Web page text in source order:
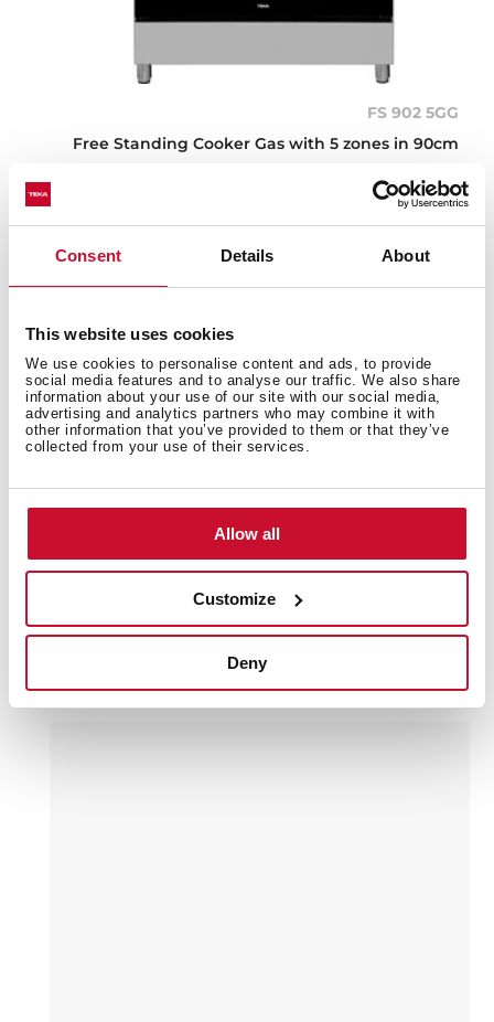
Consent Details About
This website uses cookies
We use cookies to personalise content and ads, to provide
social media features and to analyse our traffic. We also share
information about your use of our site with our social media,
advertising and analytics partners who may combine it with
other information that you’ve provided to them or that they’ve
collected from your use of their services.
Allow all
Customize
Deny
FS 902 5GG
Free Standing Cooker Gas with 5 zones in 90cm
موقد طهي مقاس 90 سم